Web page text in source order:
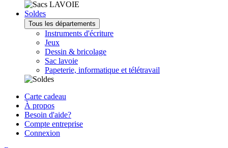
Soldes
Tous les départements
Instruments d'écriture
Jeux
Dessin & bricolage
Sac lavoie
Papeterie, informatique et télétravail
Carte cadeau
À propos
Besoin d'aide?
Compte entreprise
Connexion